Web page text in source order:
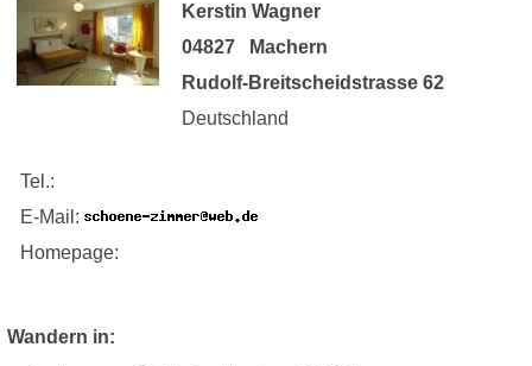
Kerstin Wagner
04827 Machern
Rudolf-Breitscheidstrasse 62
Deutschland
Tel.:
E-Mail:
Homepage:
Wandern in: